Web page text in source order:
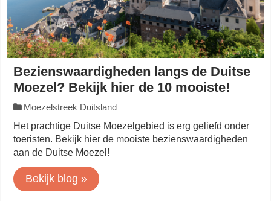
Bezienswaardigheden langs de Duitse
Moezel? Bekijk hier de 10 mooiste!
Moezelstreek Duitsland
Het prachtige Duitse Moezelgebied is erg geliefd onder
toeristen. Bekijk hier de mooiste bezienswaardigheden
aan de Duitse Moezel!
Bekijk blog »